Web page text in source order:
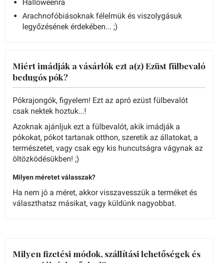
Halloweenra
Arachnofóbiásoknak félelmük és viszolygásuk
legyőzésének érdekében... ;)
Miért imádják a vásárlók ezt a(z) Ezüst fülbevaló
bedugós pók?
Pókrajongók, figyelem! Ezt az apró ezüst fülbevalót
csak nektek hoztuk...!
Azoknak ajánljuk ezt a fülbevalót, akik imádják a
pókokat, pókot tartanak otthon, szeretik az állatokat, a
természetet, vagy csak egy kis huncutságra vágynak az
öltözködésükben! ;)
Milyen méretet válasszak?
Ha nem jó a méret, akkor visszavesszük a terméket és
választhatsz másikat, vagy küldünk nagyobbat.
Milyen fizetési módok, szállítási lehetőségek és